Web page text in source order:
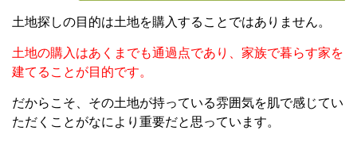
土地探しの目的は土地を購入することではありません。
土地の購入はあくまでも通過点であり、家族で暮らす家を
建てることが目的です。
だからこそ、その土地が持っている雰囲気を肌で感じてい
ただくことがなにより重要だと思っています。